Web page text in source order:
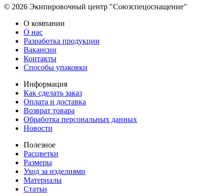
© 2026 Экипировочный центр "Союзспецоснащение"
О компании
О нас
Разработка продукции
Вакансии
Контакты
Способы упаковки
Информация
Как сделать заказ
Оплата и доставка
Возврат товара
Обработка персональных данных
Новости
Полезное
Расцветки
Размеры
Уход за изделиями
Материалы
Статьи